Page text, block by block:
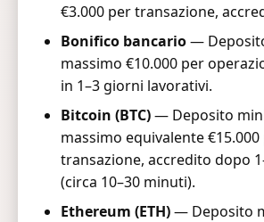
€3.000 per transazione,
Bonifico bancario—
massimo €10.000 per
in 1–3 giorni lavorativi.
Bitcoin (BTC)— Deposito
massimo equivalente
transazione, accredito dopo
(circa 10–30 minuti).
Ethereum (ETH)— Deposito